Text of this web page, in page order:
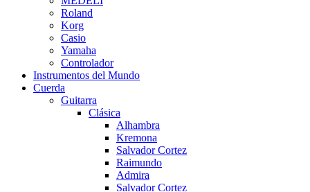
Roland
Korg
Casio
Yamaha
Controlador
Instrumentos del Mundo
Cuerda
Guitarra
Clásica
Alhambra
Kremona
Salvador Cortez
Raimundo
Admira
Salvador Cortez